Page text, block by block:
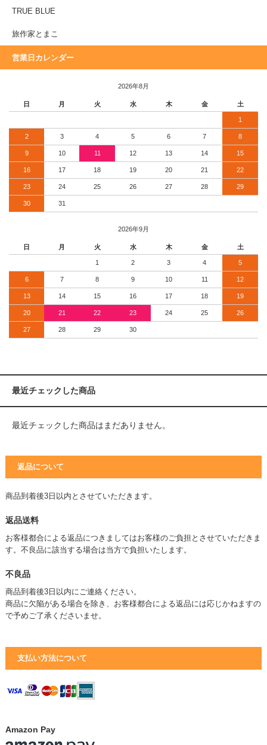
TRUE BLUE
旅作家とまこ
営業日カレンダー
2026年8月
日 月 火 水 木 金 土
1
2 3 4 5 6 7 8
9 10 11 12 13 14 15
16 17 18 19 20 21 22
23 24 25 26 27 28 29
30 31
2026年9月
日 月 火 水 木 金 土
1 2 3 4 5
6 7 8 9 10 11 12
13 14 15 16 17 18 19
20 21 22 23 24 25 26
27 28 29 30
最近チェックした商品
最近チェックした商品はまだありません。
返品について
商品到着後3日以内とさせていただきます。
返品送料
お客様都合による返品につきましてはお客様のご負担とさせていただきま
す。不良品に該当する場合は当方で負担いたします。
不良品
商品到着後3日以内にご連絡ください。
商品に欠陥がある場合を除き、お客様都合による返品には応じかねますの
で予めご了承くださいませ。
支払い方法について
Amazon Pay